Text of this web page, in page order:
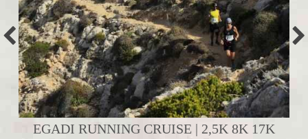
EGADI RUNNING CRUISE | 2,5K 8K 17K